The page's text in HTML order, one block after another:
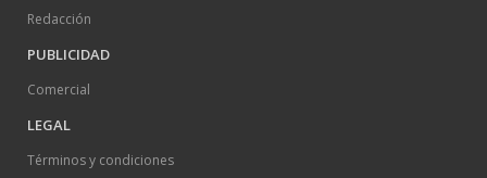
Redacción
PUBLICIDAD
Comercial
LEGAL
Términos y condiciones